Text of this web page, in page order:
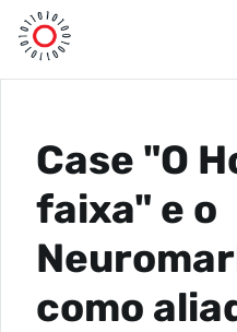
Case "O
faixa" e o
como